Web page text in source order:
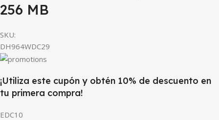
256 MB
SKU:
DH964WDC29
¡Utiliza este cupón y obtén 10% de descuento en
tu primera compra!
EDC10